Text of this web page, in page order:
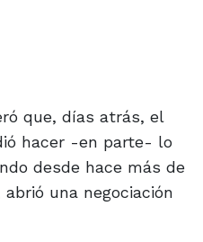
que, días atrás, el
hacer -en parte- lo
desde hace más de
una negociación